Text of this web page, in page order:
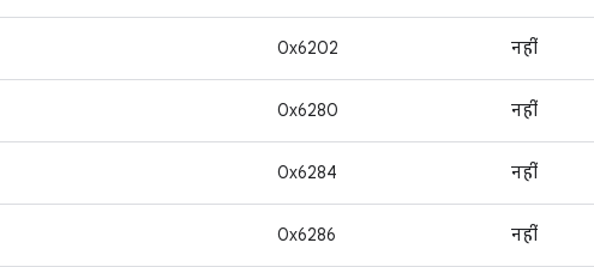
0x6202 नहीं
0x6280 नहीं
0x6284 नहीं
0x6286 नहीं